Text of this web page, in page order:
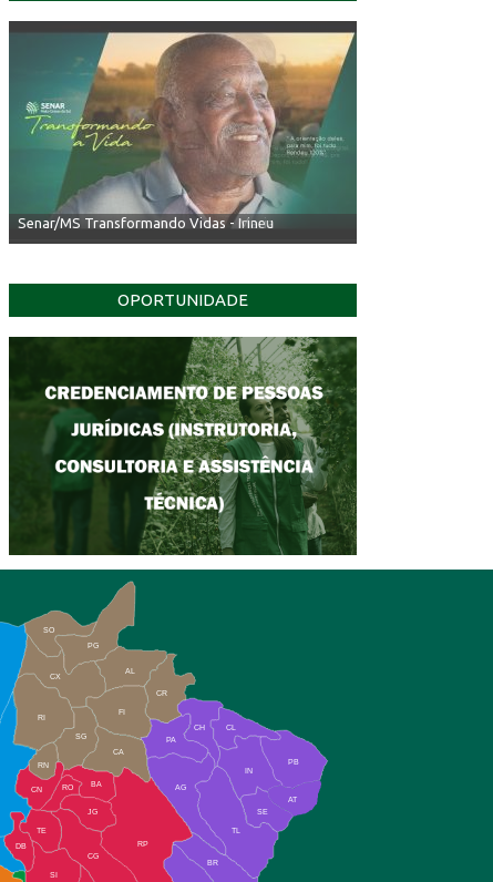
Senar/MS Transformando Vidas - Irineu
OPORTUNIDADE
CX
RI
AL
CR
FI
SG
BA
CA
PA
CH CL
PB
SE
TL
AG
BR
RP
RO
JG
CG
SI
DB
TE
IN
RN
CN
AT
PG
SO